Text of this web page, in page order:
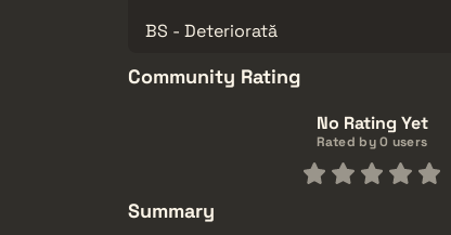
BS - Deteriorată
Community Rating
No Rating Yet
Rated by 0 users
Summary